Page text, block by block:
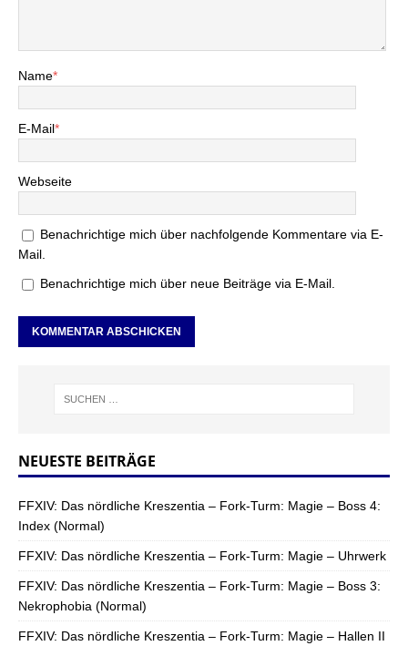
Name*
E-Mail*
Webseite
Benachrichtige mich über nachfolgende Kommentare via E-
Mail.
Benachrichtige mich über neue Beiträge via E-Mail.
NEUESTE BEITRÄGE
FFXIV: Das nördliche Kreszentia – Fork-Turm: Magie – Boss 4:
Index (Normal)
FFXIV: Das nördliche Kreszentia – Fork-Turm: Magie – Uhrwerk
FFXIV: Das nördliche Kreszentia – Fork-Turm: Magie – Boss 3:
Nekrophobia (Normal)
FFXIV: Das nördliche Kreszentia – Fork-Turm: Magie – Hallen II